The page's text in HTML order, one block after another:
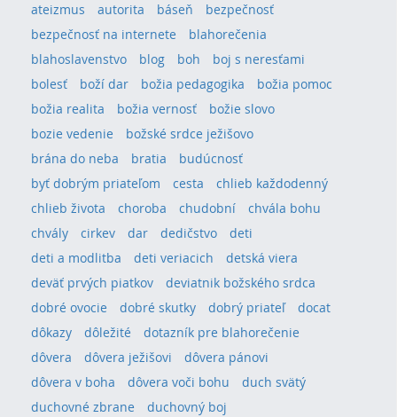
ateizmus
autorita báseň
bezpečnosť
bezpečnosť na internete
blahorečenia
blahoslavenstvo
blog boh
boj s neresťami
bolesť
boží dar božia pedagogika
božia pomoc
božia realita
božia vernosť
božie slovo
bozie vedenie
božské srdce ježišovo
brána do neba
bratia
budúcnosť
byť dobrým priateľom
cesta
chlieb každodenný
chlieb života
choroba chudobní
chvála bohu
chvály
cirkev dar dedičstvo
deti
deti a modlitba
deti veriacich
detská viera
deväť prvých piatkov
deviatnik božského srdca
dobré ovocie
dobré skutky dobrý priateľ
docat
dôkazy
dôležité
dotazník pre blahorečenie
dôvera
dôvera ježišovi
dôvera pánovi
dôvera v boha
dôvera voči bohu
duch svätý
duchovné zbrane
duchovný boj